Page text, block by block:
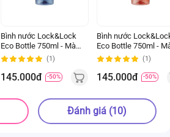
Bình nước Lock&Lock
Eco Bottle 750ml - Màu
xanh dương
(1)
145.000đ -50%
Bình nước
Eco Bottle 750ml -
hồng
(1)
145.000đ -50%
Đánh giá (10)